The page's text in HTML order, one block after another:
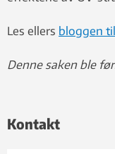
Les ellers bloggen
Denne saken ble
Kontakt